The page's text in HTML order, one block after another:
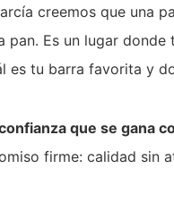
creemos que una
pan. Es un lugar
es tu barra favorita y
que se gana
firme: calidad sin